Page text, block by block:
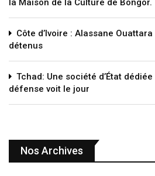
la Maison de la Culture de Bongor.
Côte d’Ivoire : Alassane
détenus
Tchad: Une société d’État
défense voit le jour
Nos Archives